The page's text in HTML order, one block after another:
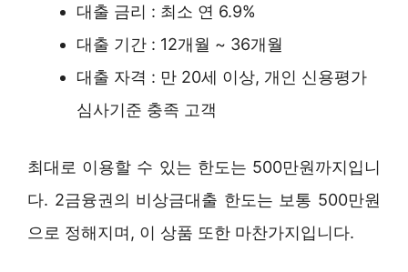
대출 금리 : 최소 연 6.9%
대출 기간 : 12개월 ~ 36개월
대출 자격 : 만 20세 이상, 개인 신용평가
심사기준 충족 고객
최대로 이용할 수 있는 한도는 500만원까지입니
다. 2금융권의 비상금대출 한도는 보통 500만원
으로 정해지며, 이 상품 또한 마찬가지입니다.